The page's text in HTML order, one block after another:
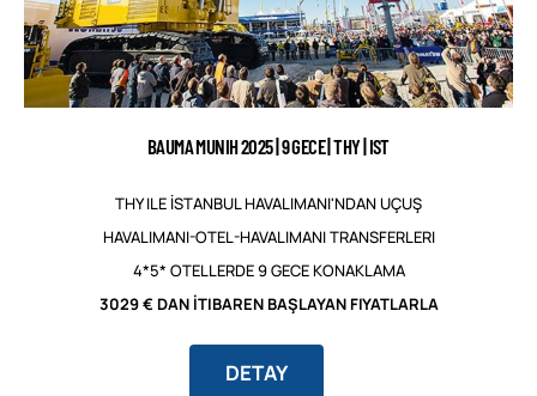
BAUMA MUNIH 2025 | 9 GECE | THY | IST
THY ILE İSTANBUL HAVALIMANI'NDAN UÇUŞ
HAVALIMANI-OTEL-HAVALIMANI TRANSFERLERI
4*5* OTELLERDE 9 GECE KONAKLAMA
3029 € DAN İTIBAREN BAŞLAYAN FIYATLARLA
DETAY